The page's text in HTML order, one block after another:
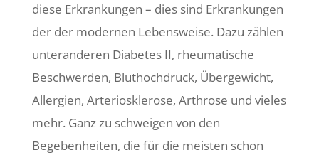
diese Erkrankungen – dies sind Erkrankungen
der der modernen Lebensweise. Dazu zählen
unteranderen Diabetes II, rheumatische
Beschwerden, Bluthochdruck, Übergewicht,
Allergien, Arteriosklerose, Arthrose und vieles
mehr. Ganz zu schweigen von den
Begebenheiten, die für die meisten schon